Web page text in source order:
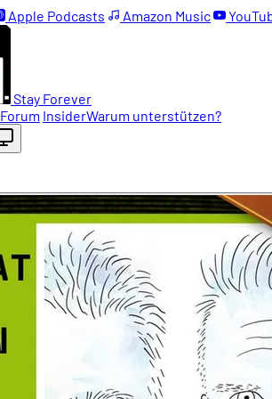
Apple Podcasts Amazon Music
Stay Forever
Forum InsiderWarum unterstützen?